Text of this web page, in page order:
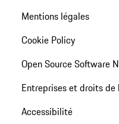
Mentions légales
Cookie Policy
Open Source Software
Entreprises et droits de
Accessibilité